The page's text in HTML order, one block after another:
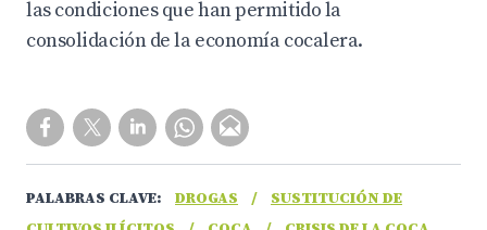
las condiciones que han permitido la
consolidación de la economía cocalera.
PALABRAS CLAVE: DROGAS /
SUSTITUCIÓN DE